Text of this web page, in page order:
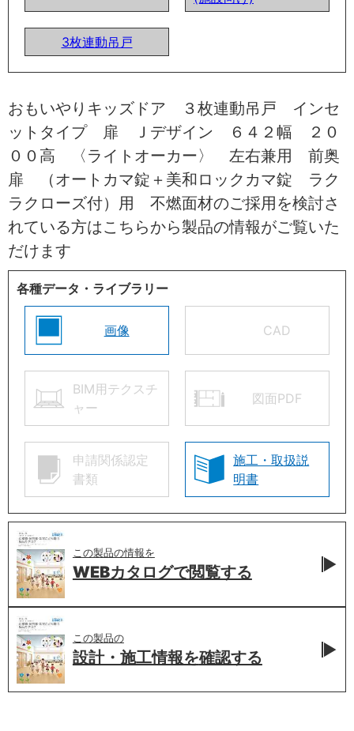
3枚連動吊戸
おもいやりキッズドア ３枚連動吊戸 インセ
ットタイプ 扉 Ｊデザイン ６４２幅 ２０
００高 〈ライトオーカー〉 左右兼用 前奥
扉 （オートカマ錠＋美和ロックカマ錠 ラク
ラクローズ付）用 不燃面材のご採用を検討さ
れている方はこちらから製品の情報がご覧いた
だけます
各種データ・ライブラリー
画像 CAD
BIM用テクスチ
ャー
図面PDF
申請関係認定
書類
施工・取扱説
明書
この製品の情報を
WEBカタログで閲覧する
この製品の
設計・施工情報を確認する